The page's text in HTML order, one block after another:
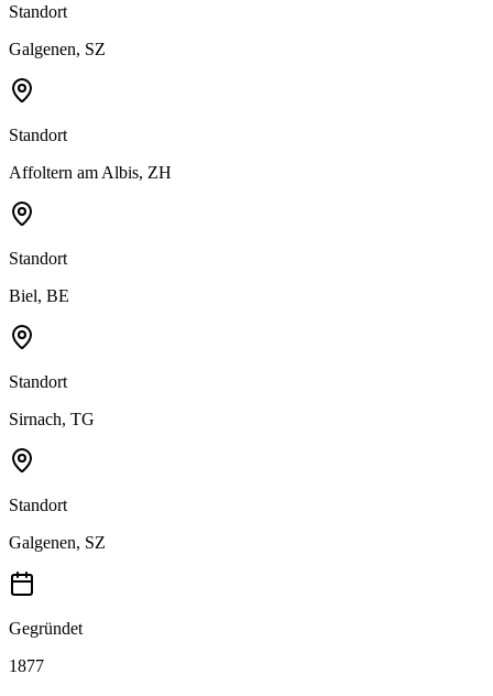
Standort
Galgenen, SZ
Standort
Affoltern am Albis, ZH
Standort
Biel, BE
Standort
Sirnach, TG
Standort
Galgenen, SZ
Gegründet
1877